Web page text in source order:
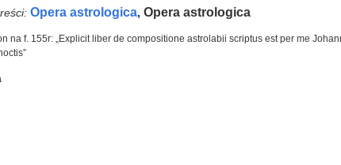
Opera astrologica, Opera astrologica
na f. 155r: „Explicit liber de compositione astrolabii scriptus est per me